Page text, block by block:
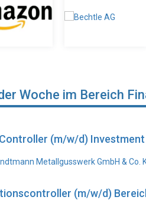
Woche im Bereich
(m/w/d) Investment
Metallgusswerk GmbH & Co.
(m/w/d)